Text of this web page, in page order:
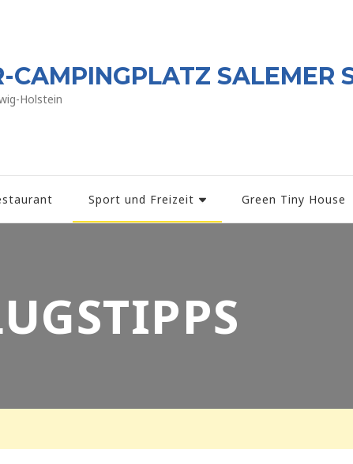
CAMPINGPLATZ SALEMER
Holstein
Sport und Freizeit Green Tiny House